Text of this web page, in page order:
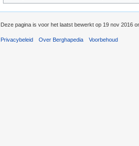
Deze pagina is voor het laatst bewerkt op 19 nov 2016
Privacybeleid Over Berghapedia Voorbehoud